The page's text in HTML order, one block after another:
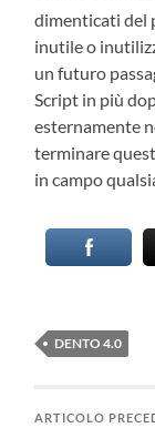
dimenticati del
inutile o
un futuro
Script in più
esternamente
terminare
in campo
DENTO 4.0
ARTICOLO